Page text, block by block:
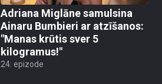
Adriana Miglāne samulsina
Ainaru Bumbieri ar atzīšanos:
"Manas krūtis sver 5
kilogramus!"
24. epizode